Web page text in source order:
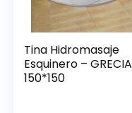
Tina Hidromasaje
Esquinero – GRECIA
150*150